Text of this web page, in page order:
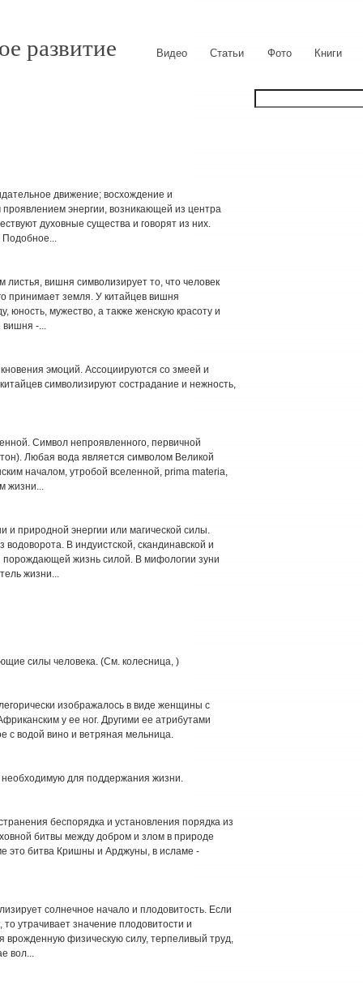
развитие Видео Статьи Фото Книги
движение; восхождение и
энергии, возникающей из центра
духовные существа и говорят из них.
вишня символизирует то, что человек
принимает земля. У китайцев вишня
юность, мужество, а также женскую красоту и
-...
эмоций. Ассоциируются со змеей и
символизируют сострадание и нежность,
Символ непроявленного, первичной
Любая вода является символом Великой
началом, утробой вселенной, prima materia,
жизни...
и природной энергии или магической силы.
В индуистской, скандинавской и
порождающей жизнь силой. В мифологии зуни
жизни...
силы человека. (См. колесница, )
изображалось в виде женщины с
у ее ног. Другими ее атрибутами
с водой вино и ветряная мельница.
для поддержания жизни.
беспорядка и установления порядка из
битвы между добром и злом в природе
это битва Кришны и Арджуны, в исламе -
солнечное начало и плодовитость. Если
утрачивает значение плодовитости и
физическую силу, терпеливый труд,
вол...